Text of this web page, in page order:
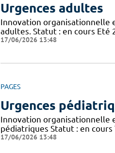
Urgences adultes
Innovation organisationnelle
adultes. Statut : en cours Eté
17/06/2026 13:48
PAGES
Urgences
Innovation organisationnelle
pédiatriques Statut : en
17/06/2026 13:48